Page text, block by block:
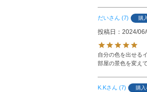
だい 7 購
投稿日
2024/
自分の色を出せる
部屋の景色を変え
K.K 7 購入